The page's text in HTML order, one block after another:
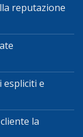
reputazione
e
la